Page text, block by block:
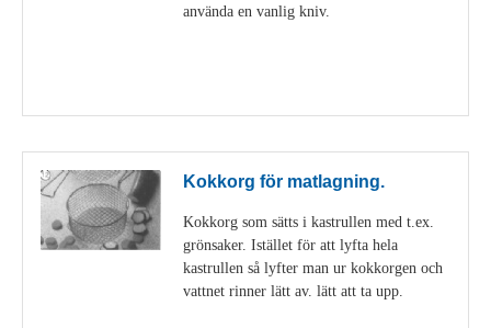
använda en vanlig kniv.
Kokkorg för matlagning.
Kokkorg som sätts i kastrullen med t.ex.
grönsaker. Istället för att lyfta hela
kastrullen så lyfter man ur kokkorgen och
vattnet rinner lätt av. lätt att ta upp.